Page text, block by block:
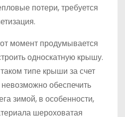
потери, требуется
момент продумывается
односкатную крышу.
типе крыши за счет
невозможно обеспечить
зимой, в особенности,
шероховатая